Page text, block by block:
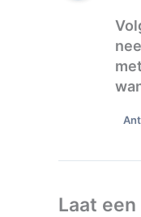
Laat